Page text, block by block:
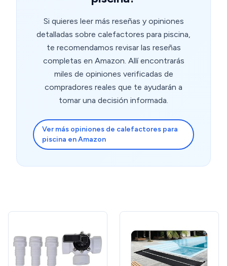
Si quieres leer más reseñas y opiniones
detalladas sobre calefactores para piscina,
te recomendamos revisar las reseñas
completas en Amazon. Allí encontrarás
miles de opiniones verificadas de
compradores reales que te ayudarán a
tomar una decisión informada.
Ver más opiniones de calefactores para
piscina en Amazon